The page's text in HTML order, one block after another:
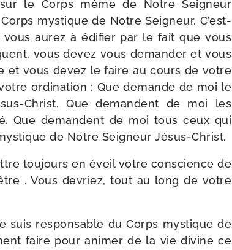
le Corps même de Notre Seigneur
mys­tique de Notre Seigneur. C’est-
aurez à édi­fier par le fait que vous
vous devez vous deman­der et vous
et vous devez le faire au cours de votre
ordi­na­tion : Que demande de moi le
​Christ. Que demandent de moi les
Que demandent de moi tous ceux qui
de Notre Seigneur Jésus-Christ.
tou­jours en éveil votre conscience de
. Vous devriez, tout au long de votre
suis res­pon­sable du Corps mys­tique de
faire pour ani­mer de la vie divine ce